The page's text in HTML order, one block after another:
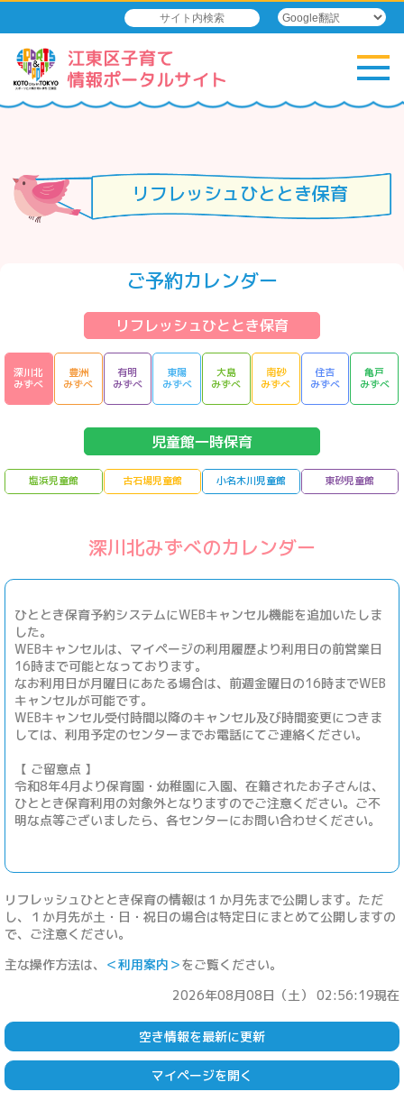
リフレッシュひととき保育
ご予約カレンダー
リフレッシュひととき保育
深川北
みずべ
豊洲
みずべ
有明
みずべ
東陽
みずべ
大島
みずべ
南砂
みずべ
住吉
みずべ
亀戸
みずべ
児童館一時保育
塩浜児童館 古石場児童館 小名木川児童館 東砂児童館
深川北みずべのカレンダー
ひととき保育予約システムにWEBキャンセル機能を追加いたしま
した。
WEBキャンセルは、マイページの利用履歴より利用日の前営業日
16時まで可能となっております。
なお利用日が月曜日にあたる場合は、前週金曜日の16時までWEB
キャンセルが可能です。
WEBキャンセル受付時間以降のキャンセル及び時間変更につきま
しては、利用予定のセンターまでお電話にてご連絡ください。
【 ご留意点 】
令和8年4月より保育園・幼稚園に入園、在籍されたお子さんは、
ひととき保育利用の対象外となりますのでご注意ください。ご不
明な点等ございましたら、各センターにお問い合わせください。
リフレッシュひととき保育の情報は１か月先まで公開します。ただ
し、１か月先が土・日・祝日の場合は特定日にまとめて公開しますの
で、ご注意ください。
主な操作方法は、 ＜利用案内＞をご覧ください。
2026年08月08日（土） 02:56:19現在
空き情報を最新に更新
マイページを開く